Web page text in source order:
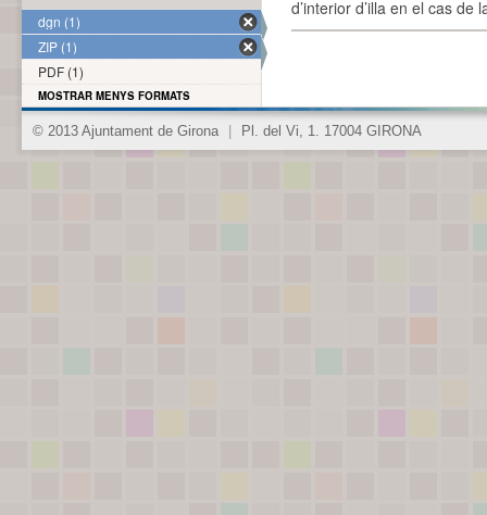
d’interior d’illa en el cas
dgn (1)
ZIP (1)
PDF (1)
MOSTRAR MENYS FORMATS
© 2013 Ajuntament de Girona Pl. del Vi, 1. 17004 GIRONA